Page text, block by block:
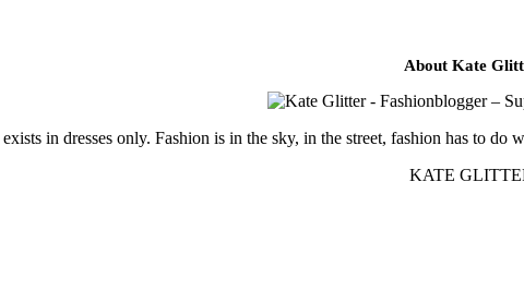
About Kate
in dresses only. Fashion is in the sky, in the street, fashion has to
KATE